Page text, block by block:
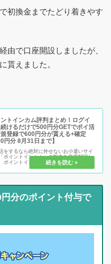
初換金までたどり着きやす
由で口座開設しましたが、
貰えました。
トインカム評判まとめ！ログイ
けるだけで500円分GETでポイ活
規登録で600円分が貰える+確定
円分 8月31日まで】
をするなら絶対に外せないお小遣いサイ
ポイントインカム」の魅力を徹底解説し
ポイントインカムは、他サイトと比べて
りやすさ」が段違い！その理由は、ポイ
貯める時だけでなく「交換するタイミン
分のポイント付与で